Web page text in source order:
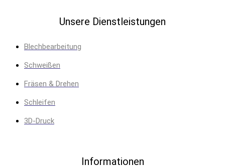
Unsere Dienstleistungen
Blechbearbeitung
Schweißen
Fräsen & Drehen
Schleifen
3D-Druck
Informationen